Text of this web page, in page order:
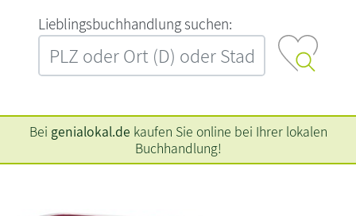
L‍i‍e‍b‍l‍i‍n‍g‍s‍b‍u‍c‍h‍h‍a‍n‍d‍l‍u‍n‍g‍ ‍s‍u‍c‍h‍e‍n‍:‍
Bei genialokal.de kaufen Sie online bei Ihrer lokalen
Buchhandlung!